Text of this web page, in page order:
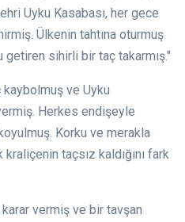
Uyku Kasabası, her gece
Ülkenin tahtına oturmuş
sihirli bir taç takarmış."
ve Uyku
Herkes endişeyle
Korku ve merakla
taçsız kaldığını fark
vermiş ve bir tavşan